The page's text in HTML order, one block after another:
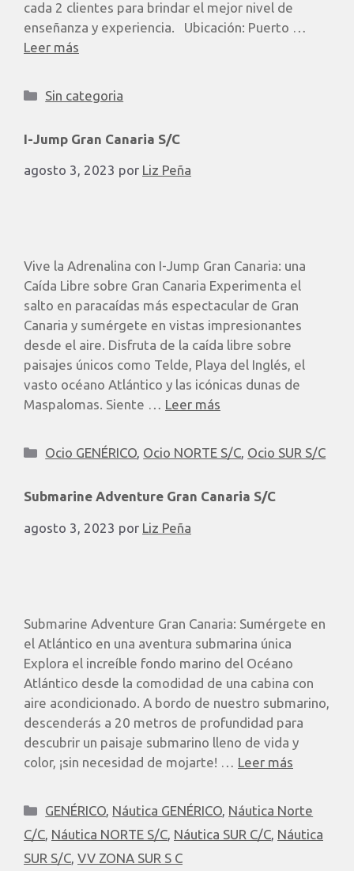
cada 2 clientes para brindar el mejor nivel de
enseñanza y experiencia. ​ Ubicación: Puerto …
Leer más
Sin categoria
I-Jump Gran Canaria S/C
agosto 3, 2023 por Liz Peña
Vive la Adrenalina con I-Jump Gran Canaria: una
Caída Libre sobre Gran Canaria Experimenta el
salto en paracaídas más espectacular de Gran
Canaria y sumérgete en vistas impresionantes
desde el aire. Disfruta de la caída libre sobre
paisajes únicos como Telde, Playa del Inglés, el
vasto océano Atlántico y las icónicas dunas de
Maspalomas. Siente … Leer más
Ocio GENÉRICO, Ocio NORTE S/C, Ocio SUR S/C
Submarine Adventure Gran Canaria S/C
agosto 3, 2023 por Liz Peña
Submarine Adventure Gran Canaria: Sumérgete en
el Atlántico en una aventura submarina única
Explora el increíble fondo marino del Océano
Atlántico desde la comodidad de una cabina con
aire acondicionado. A bordo de nuestro submarino,
descenderás a 20 metros de profundidad para
descubrir un paisaje submarino lleno de vida y
color, ¡sin necesidad de mojarte! … Leer más
GENÉRICO Náutica GENÉRICO Náutica Norte
C/C Náutica NORTE S/C Náutica SUR C/C Náutica
SUR S/C VV ZONA SUR S C